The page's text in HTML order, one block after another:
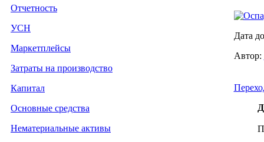
Отчетность
УСН
Маркетплейсы
Затраты на производство
Капитал
Основные средства
Нематериальные активы
Дата
Автор: